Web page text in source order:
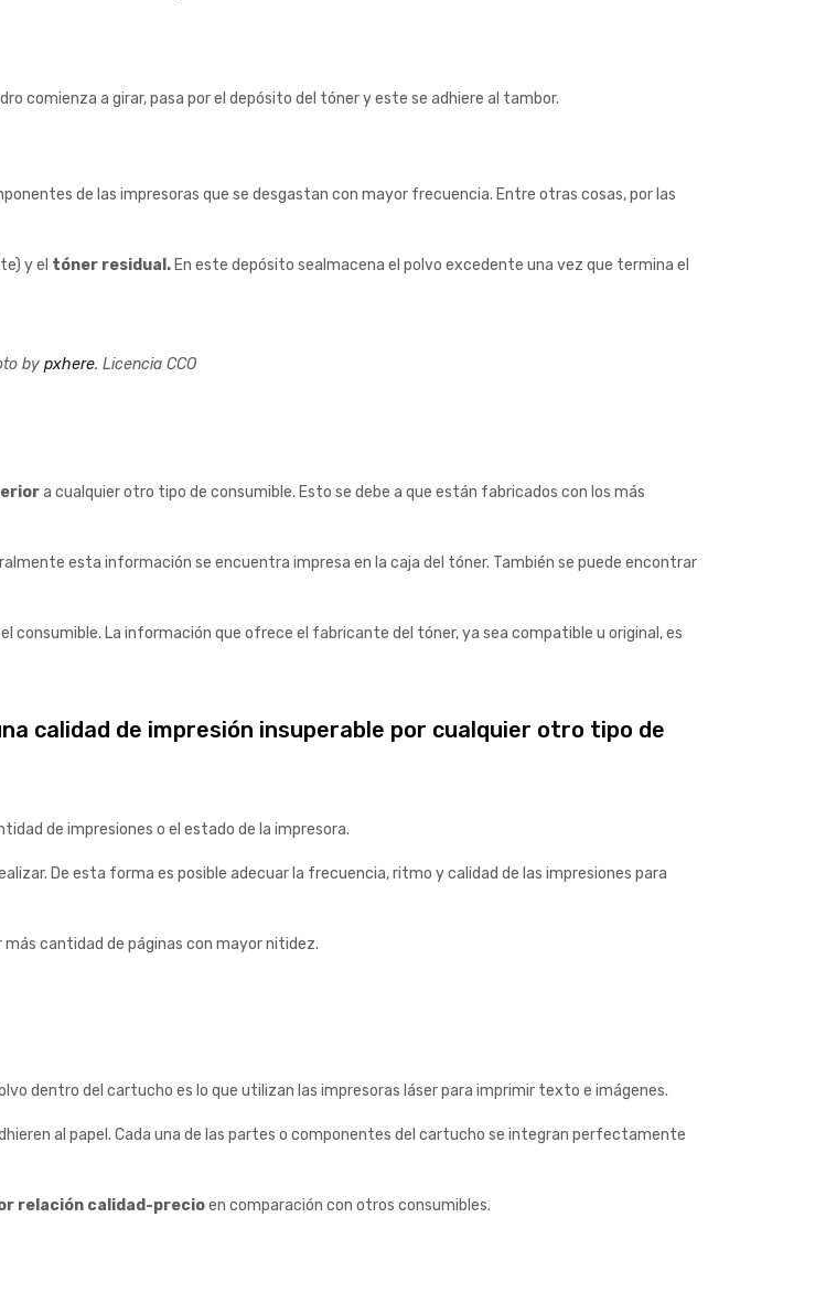
comienza a girar, pasa por el depósito del tóner y este se adhiere al tambor.
de las impresoras que se desgastan con mayor frecuencia. Entre otras cosas, por las
y el tóner residual. En este depósito sealmacena el polvo excedente una vez que termina el
by pxhere. Licencia CCO
a cualquier otro tipo de consumible. Esto se debe a que están fabricados con los más
esta información se encuentra impresa en la caja del tóner. También se puede encontrar
consumible. La información que ofrece el fabricante del tóner, ya sea compatible u original, es
calidad de impresión insuperable por cualquier otro tipo de
de impresiones o el estado de la impresora.
De esta forma es posible adecuar la frecuencia, ritmo y calidad de las impresiones para
cantidad de páginas con mayor nitidez.
dentro del cartucho es lo que utilizan las impresoras láser para imprimir texto e imágenes.
al papel. Cada una de las partes o componentes del cartucho se integran perfectamente
relación calidad-precioen comparación con otros consumibles.